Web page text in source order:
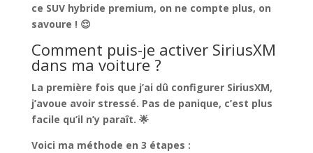
ce SUV hybride premium, on ne compte plus, on
savoure ! 😌
Comment puis-je activer SiriusXM
dans ma voiture ?
La première fois que j’ai dû configurer SiriusXM,
j’avoue avoir stressé. Pas de panique, c’est plus
facile qu’il n’y paraît. 🌟
Voici ma méthode en 3 étapes :